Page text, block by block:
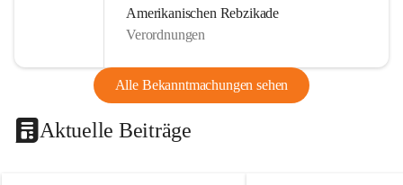
Amerikanischen Rebzikade
Verordnungen
Alle Bekanntmachungen sehen
Aktuelle Beiträge